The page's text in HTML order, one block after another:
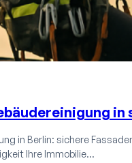
in
in Berlin: sichere
Ihre Immobilie…